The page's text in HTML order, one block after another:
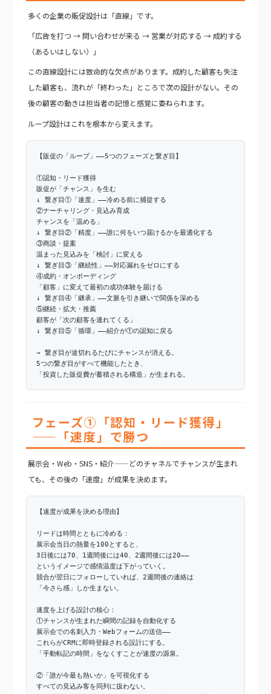
多くの企業の販促設計は「直線」です。
「広告を打つ → 問い合わせが来る → 営業が対応する → 成約する
（あるいはしない）」
この直線設計には致命的な欠点があります。成約した顧客も失注
した顧客も、流れが「終わった」ところで次の設計がない。その
後の顧客の動きは担当者の記憶と感覚に委ねられます。
ループ設計はこれを根本から変えます。
【販促の「ループ」——5つのフェーズと繋ぎ目】
①認知・リード獲得
販促が「チャンス」を生む
↓ 繋ぎ目①「速度」——冷める前に捕捉する
②ナーチャリング・見込み育成
チャンスを「温める」
↓ 繋ぎ目②「精度」——誰に何をいつ届けるかを最適化する
③商談・提案
温まった見込みを「検討」に変える
↓ 繋ぎ目③「継続性」——対応漏れをゼロにする
④成約・オンボーディング
「顧客」に変えて最初の成功体験を届ける
↓ 繋ぎ目④「継承」——文脈を引き継いで関係を深める
⑤継続・拡大・推薦
顧客が「次の顧客を連れてくる」
↓ 繋ぎ目⑤「循環」——紹介が①の認知に戻る
→ 繋ぎ目が途切れるたびにチャンスが消える。
5つの繋ぎ目がすべて機能したとき、
「投資した販促費が蓄積される構造」が生まれる。
フェーズ①「認知・リード獲得」
——「速度」で勝つ
展示会・Web・SNS・紹介——どのチャネルでチャンスが生まれ
ても、その後の「速度」が成果を決めます。
【速度が成果を決める理由】
リードは時間とともに冷める：
展示会当日の熱量を100とすると、
3日後には70、1週間後には40、2週間後には20——
というイメージで感情温度は下がっていく。
競合が翌日にフォローしていれば、2週間後の連絡は
「今さら感」しか生まない。
速度を上げる設計の核心：
①チャンスが生まれた瞬間の記録を自動化する
展示会での名刺入力・Webフォームの送信——
これらがCRMに即時登録される設計にする。
「手動転記の時間」をなくすことが速度の源泉。
②「誰が今最も熱いか」を可視化する
すべての見込み客を同列に扱わない。